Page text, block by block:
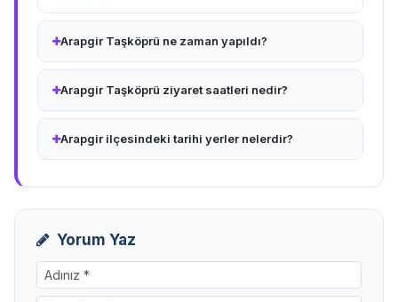
Arapgir Taşköprü ne zaman yapıldı?
Arapgir Taşköprü ziyaret saatleri nedir?
Arapgir ilçesindeki tarihi yerler nelerdir?
Yorum Yaz